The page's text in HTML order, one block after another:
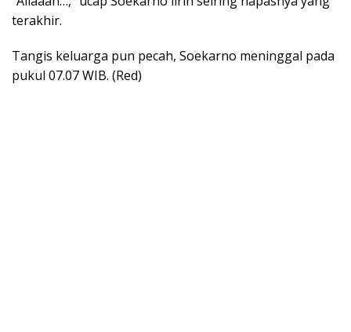
terakhir.
Tangis keluarga pun pecah, Soekarno meninggal pada
pukul 07.07 WIB. (Red)